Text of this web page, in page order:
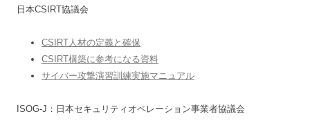
日本CSIRT協議会
CSIRT人材の定義と確保
CSIRT構築に参考になる資料
サイバー攻撃演習訓練実施マニュアル
ISOG-J：日本セキュリティオペレーション事業者協議会